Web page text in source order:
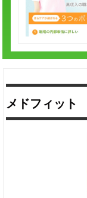
メドフィット